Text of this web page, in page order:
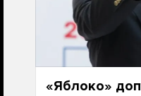
«Яблоко»